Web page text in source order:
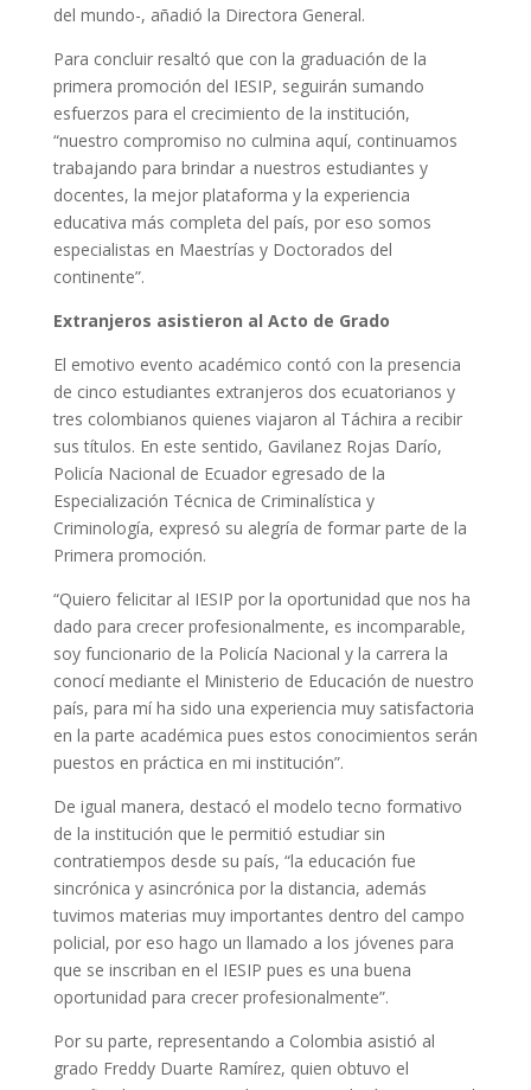
del mundo-, añadió la Directora General.
Para concluir resaltó que con la graduación de la
primera promoción del IESIP, seguirán sumando
esfuerzos para el crecimiento de la institución,
“nuestro compromiso no culmina aquí, continuamos
trabajando para brindar a nuestros estudiantes y
docentes, la mejor plataforma y la experiencia
educativa más completa del país, por eso somos
especialistas en Maestrías y Doctorados del
continente”.
Extranjeros asistieron al Acto de Grado
El emotivo evento académico contó con la presencia
de cinco estudiantes extranjeros dos ecuatorianos y
tres colombianos quienes viajaron al Táchira a recibir
sus títulos. En este sentido, Gavilanez Rojas Darío,
Policía Nacional de Ecuador egresado de la
Especialización Técnica de Criminalística y
Criminología, expresó su alegría de formar parte de la
Primera promoción.
“Quiero felicitar al IESIP por la oportunidad que nos ha
dado para crecer profesionalmente, es incomparable,
soy funcionario de la Policía Nacional y la carrera la
conocí mediante el Ministerio de Educación de nuestro
país, para mí ha sido una experiencia muy satisfactoria
en la parte académica pues estos conocimientos serán
puestos en práctica en mi institución”.
De igual manera, destacó el modelo tecno formativo
de la institución que le permitió estudiar sin
contratiempos desde su país, “la educación fue
sincrónica y asincrónica por la distancia, además
tuvimos materias muy importantes dentro del campo
policial, por eso hago un llamado a los jóvenes para
que se inscriban en el IESIP pues es una buena
oportunidad para crecer profesionalmente”.
Por su parte, representando a Colombia asistió al
grado Freddy Duarte Ramírez, quien obtuvo el